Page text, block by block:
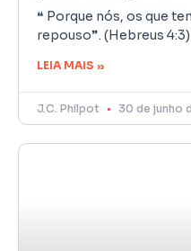
❝ Porque nós, os que
repouso❞. (Hebreus
LEIA MAIS »
J.C. Philpot 30 de junho